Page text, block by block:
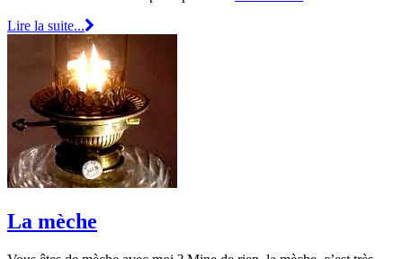
Lire la suite...
La mèche